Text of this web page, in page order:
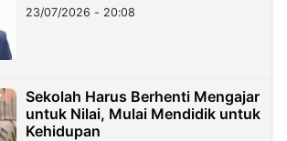
23/07/2026 - 20:08
Sekolah Harus Berhenti Mengajar
untuk Nilai, Mulai Mendidik untuk
Kehidupan